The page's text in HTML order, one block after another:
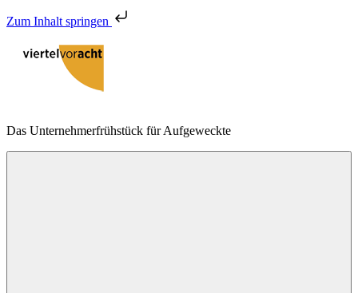
Zum Inhalt springen
Inhalt
viertelvoracht
Das Unternehmerfrühstück für Aufgeweckte